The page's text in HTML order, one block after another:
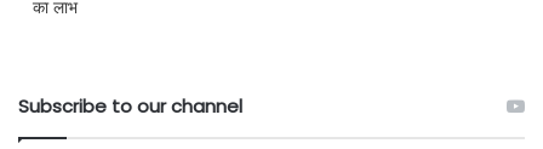
का लाभ
Subscribe to our channel